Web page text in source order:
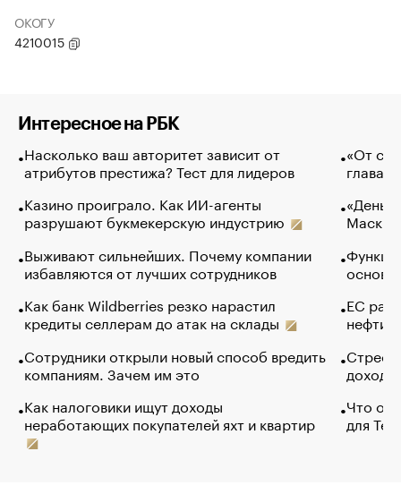
ОКОГУ
4210015
Интересное на РБК
Насколько ваш авторитет зависит от
атрибутов престижа? Тест для лидеров
Казино проиграло. Как ИИ-агенты
разрушают букмекерскую индустрию
Выживают сильнейших. Почему компании
избавляются от лучших сотрудников
Как банк Wildberries резко нарастил
кредиты селлерам до атак на склады
Сотрудники открыли новый способ вредить
компаниям. Зачем им это
Как налоговики ищут доходы
неработающих покупателей яхт и квартир
«От
глава
Маск в
основ
ЕС
нефти
Что
для